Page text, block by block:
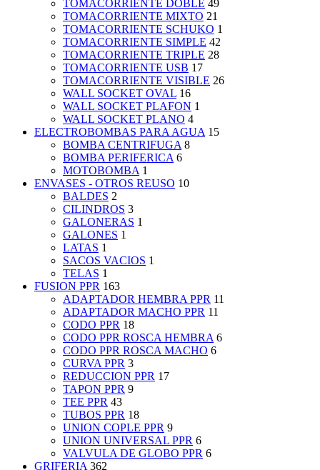
TOMACORRIENTE DOBLE 49
TOMACORRIENTE MIXTO 21
TOMACORRIENTE SCHUKO 1
TOMACORRIENTE SIMPLE 42
TOMACORRIENTE TRIPLE 28
TOMACORRIENTE USB 17
TOMACORRIENTE VISIBLE 26
WALL SOCKET OVAL 16
WALL SOCKET PLAFON 1
WALL SOCKET PLANO 4
ELECTROBOMBAS PARA AGUA 15
BOMBA CENTRIFUGA 8
BOMBA PERIFERICA 6
MOTOBOMBA 1
ENVASES - OTROS REUSO 10
BALDES 2
CILINDROS 3
GALONERAS 1
GALONES 1
LATAS 1
SACOS VACIOS 1
TELAS 1
FUSION PPR 163
ADAPTADOR HEMBRA PPR 11
ADAPTADOR MACHO PPR 11
CODO PPR 18
CODO PPR ROSCA HEMBRA 6
CODO PPR ROSCA MACHO 6
CURVA PPR 3
REDUCCION PPR 17
TAPON PPR 9
TEE PPR 43
TUBOS PPR 18
UNION COPLE PPR 9
UNION UNIVERSAL PPR 6
VALVULA DE GLOBO PPR 6
GRIFERIA 362